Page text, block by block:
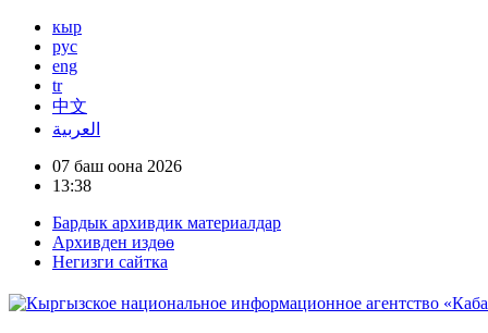
кыр
рус
eng
tr
中文
العربية
07 баш оона 2026
13:38
Бардык архивдик материалдар
Архивден издөө
Негизги сайтка